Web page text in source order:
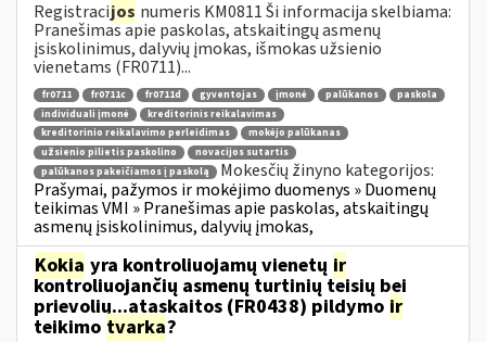
Registracijos numeris KM0811 Ši informacija skelbiama:
Pranešimas apie paskolas, atskaitingų asmenų
įsiskolinimus, dalyvių įmokas, išmokas užsienio
vienetams (FR0711)...
fr0711 fr0711c fr0711d gyventojas įmonė palūkanos
paskola
individuali įmonė
kreditorinis reikalavimas
kreditorinio reikalavimo perleidimas
mokėjo palūkanas
užsienio pilietis paskolino
novacijos sutartis
palūkanos pakeičiamos į paskolą
Mokesčių žinyno kategorijos:
Prašymai, pažymos ir mokėjimo duomenys » Duomenų
teikimas VMI » Pranešimas apie paskolas, atskaitingų
asmenų įsiskolinimus, dalyvių įmokas,
Kokia yra kontroliuojamų vienetų ir
kontroliuojančių asmenų turtinių teisių bei
prievolių...ataskaitos (FR0438) pildymo ir
teikimo tvarka?